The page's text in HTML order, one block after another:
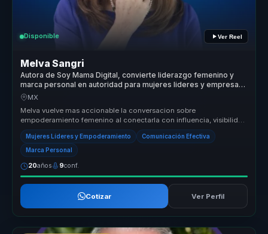
Disponible Ver Reel
Melva Sangri
Autora de Soy Mama Digital, convierte liderazgo femenino y
marca personal en autoridad para mujeres lideres y empresas
globales.
MX
Melva vuelve mas accionable la conversacion sobre
empoderamiento femenino al conectarla con influencia, visibilidad
y capacidad real de d...
Mujeres Líderes y Empoderamiento Comunicación Efectiva
Marca Personal
20años 9conf.
Cotizar Ver Perfil